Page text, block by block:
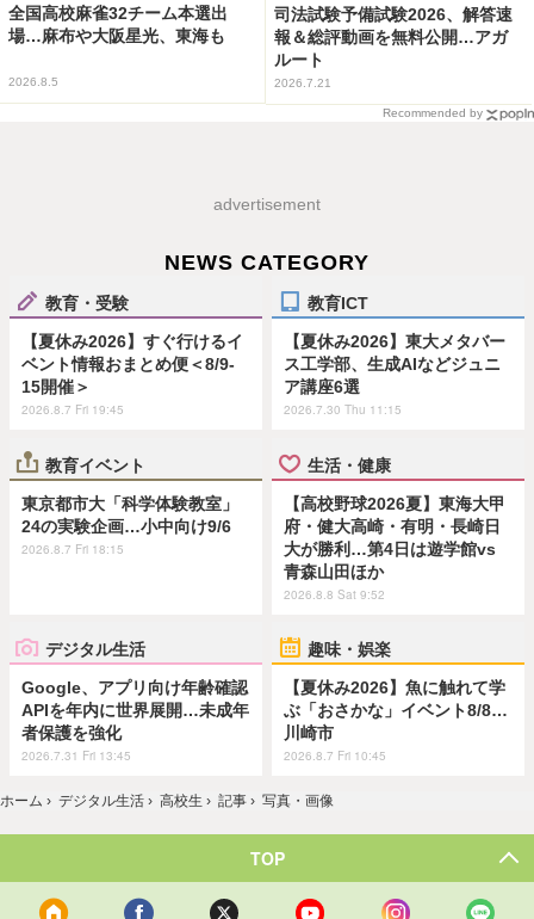
全国高校麻雀32チーム本選出
場…麻布や大阪星光、東海も
2026.8.5
司法試験予備試験2026、解答速
報＆総評動画を無料公開…アガ
ルート
2026.7.21
Recommended by
advertisement
NEWS CATEGORY
教育・受験
【夏休み2026】すぐ行けるイ
ベント情報おまとめ便＜8/9-
15開催＞
2026.8.7 Fri 19:45
教育ICT
【夏休み2026】東大メタバー
ス工学部、生成AIなどジュニ
ア講座6選
2026.7.30 Thu 11:15
教育イベント
東京都市大「科学体験教室」
24の実験企画…小中向け9/6
2026.8.7 Fri 18:15
生活・健康
【高校野球2026夏】東海大甲
府・健大高崎・有明・長崎日
大が勝利…第4日は遊学館vs
青森山田ほか
2026.8.8 Sat 9:52
デジタル生活
Google、アプリ向け年齢確認
APIを年内に世界展開…未成年
者保護を強化
2026.7.31 Fri 13:45
趣味・娯楽
【夏休み2026】魚に触れて学
ぶ「おさかな」イベント8/8…
川崎市
2026.8.7 Fri 10:45
ホーム › デジタル生活 › 高校生 › 記事 › 写真・画像
TOP